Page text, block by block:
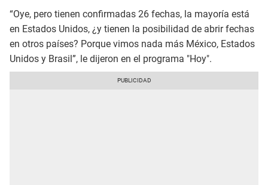
“Oye, pero tienen confirmadas 26 fechas, la mayoría está
en Estados Unidos, ¿y tienen la posibilidad de abrir fechas
en otros países? Porque vimos nada más México, Estados
Unidos y Brasil”, le dijeron en el programa "Hoy".